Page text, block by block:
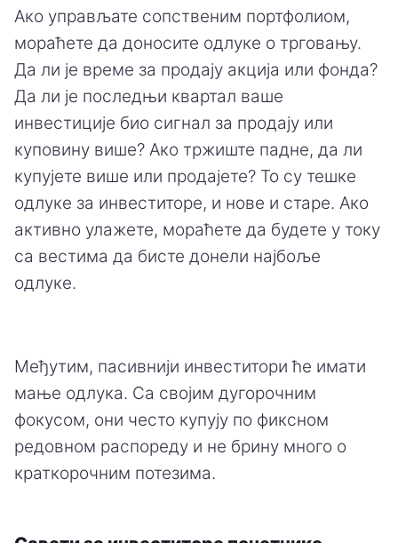
Ако управљате сопственим портфолиом,
мораћете да доносите одлуке о трговању.
Да ли је време за продају акција или фонда?
Да ли је последњи квартал ваше
инвестиције био сигнал за продају или
куповину више? Ако тржиште падне, да ли
купујете више или продајете? То су тешке
одлуке за инвеститоре, и нове и старе. Ако
активно улажете, мораћете да будете у току
са вестима да бисте донели најбоље
одлуке.
Међутим, пасивнији инвеститори ће имати
мање одлука. Са својим дугорочним
фокусом, они често купују по фиксном
редовном распореду и не брину много о
краткорочним потезима.